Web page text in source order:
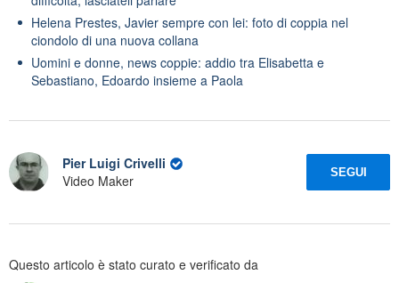
Helena Prestes, Javier sempre con lei: foto di coppia nel
ciondolo di una nuova collana
Uomini e donne, news coppie: addio tra Elisabetta e
Sebastiano, Edoardo insieme a Paola
Pier Luigi Crivelli
Video Maker
SEGUI
Questo articolo è stato curato e verificato da